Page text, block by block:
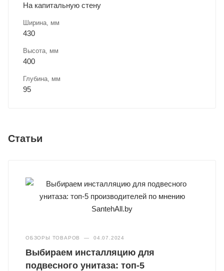
На капитальную стену
Ширина, мм
430
Высота, мм
400
Глубина, мм
95
Статьи
ОБЗОРЫ ТОВАРОВ — 04.07.2024
Выбираем инсталляцию для
подвесного унитаза: топ-5